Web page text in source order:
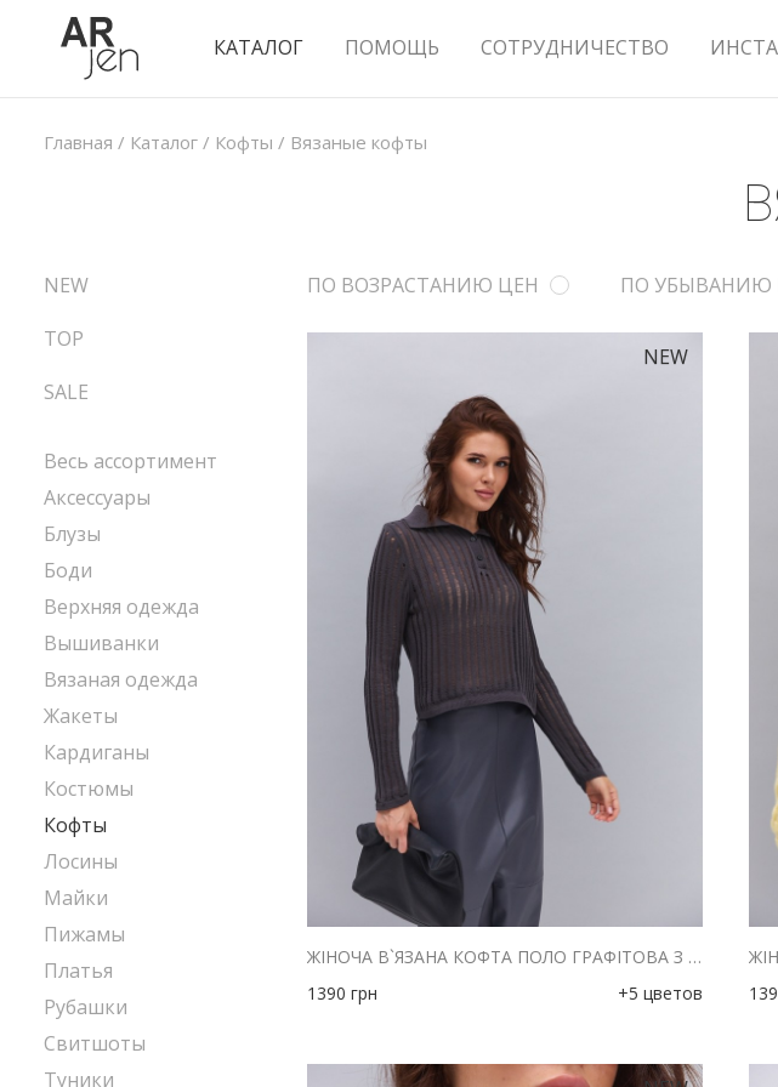
КАТАЛОГ ПОМОЩЬ СОТРУДНИЧЕСТВО
Главная / Каталог / Кофты / Вязаные кофты
ПО ВОЗРАСТАНИЮ ЦЕН ПО УБЫВАНИЮ
NEW
ЖІНОЧА В`ЯЗАНА КОФТА ПОЛО ГРАФІТОВА З АЖУРНИМИ СМУЖКАМИ
1390 грн +5 цветов
NEW
TOP
SALE
Весь ассортимент
Аксессуары
Блузы
Боди
Верхняя одежда
Вышиванки
Вязаная одежда
Жакеты
Кардиганы
Костюмы
Кофты
Лосины
Майки
Пижамы
Платья
Рубашки
Свитшоты
Туники